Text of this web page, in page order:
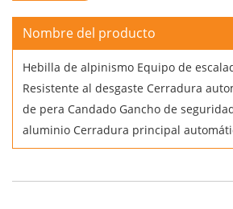
Nombre del producto
Hebilla de alpinismo Equipo de
Resistente al desgaste Cerradura
de pera Candado Gancho de
aluminio Cerradura principal